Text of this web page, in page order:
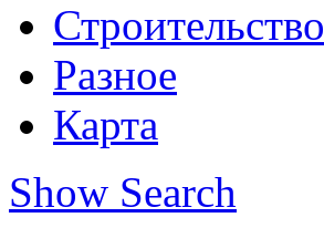
Строительство
Разное
Карта
Show Search